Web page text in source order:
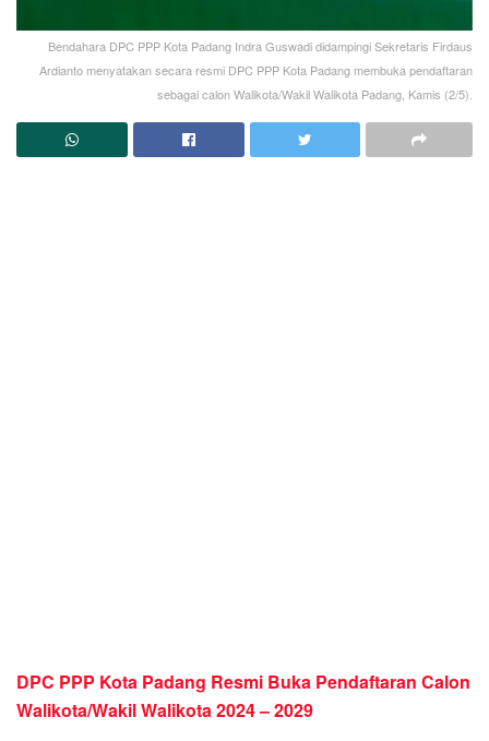
Bendahara DPC PPP Kota Padang Indra Guswadi didampingi Sekretaris Firdaus
Ardianto menyatakan secara resmi DPC PPP Kota Padang membuka pendaftaran
sebagai calon Walikota/Wakil Walikota Padang, Kamis (2/5).
DPC PPP Kota Padang Resmi Buka Pendaftaran Calon
Walikota/Wakil Walikota 2024– 2029